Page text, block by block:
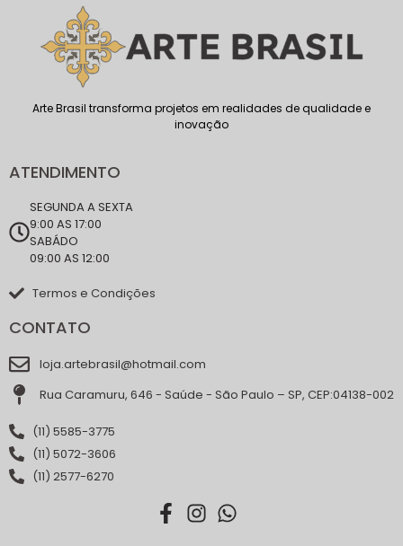
Arte Brasil transforma projetos em realidades de qualidade e
inovação
ATENDIMENTO
SEGUNDA A SEXTA
9:00 AS 17:00
SABÁDO
09:00 AS 12:00
Termos e Condições
CONTATO
loja.artebrasil@hotmail.com
Rua Caramuru, 646 - Saúde - São Paulo – SP, CEP:04138-002
(11) 5585-3775
(11) 5072-3606
(11) 2577-6270